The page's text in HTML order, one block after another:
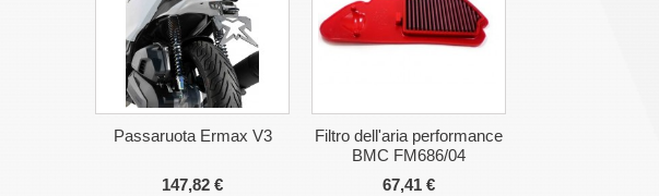
Passaruota Ermax V3
147,82 €
Filtro dell'aria performance
BMC FM686/04
67,41 €